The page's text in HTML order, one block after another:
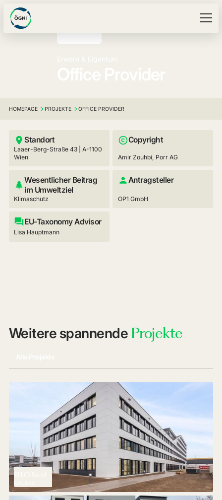
HOMEPAGE PROJEKTE OFFICE PROVIDER
Standort
Laaer-Berg-Straße 43 | A-1100
Wien
Copyright
Amir Zouhbi, Porr AG
Wesentlicher Beitrag
im Umweltziel
Klimaschutz
Antragsteller
OP1 GmbH
EU-Taxonomy Advisor
Lisa Hauptmann
Weitere spannende Projekte